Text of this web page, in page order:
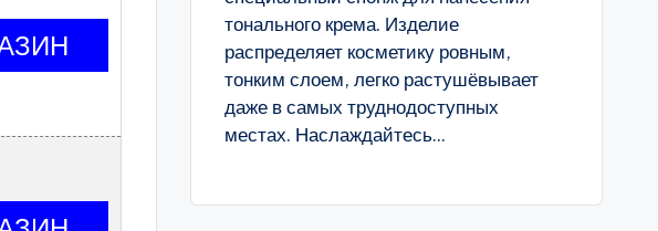
тонального крема. Изделие
распределяет косметику ровным,
тонким слоем, легко растушёвывает
даже в самых труднодоступных
местах. Наслаждайтесь...